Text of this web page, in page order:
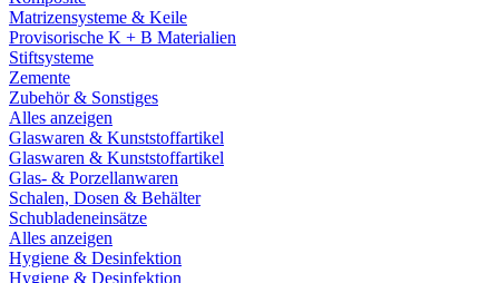
Matrizensysteme & Keile
Provisorische K + B Materialien
Stiftsysteme
Zemente
Zubehör & Sonstiges
Alles anzeigen
Glaswaren & Kunststoffartikel
Glaswaren & Kunststoffartikel
Glas- & Porzellanwaren
Schalen, Dosen & Behälter
Schubladeneinsätze
Alles anzeigen
Hygiene & Desinfektion
Hygiene & Desinfektion